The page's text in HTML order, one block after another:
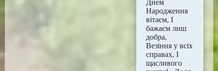
Днем
Народження
вітаєм, І
бажаєм лиш
добра,
Везіння у всіх
справах, І
щасливого